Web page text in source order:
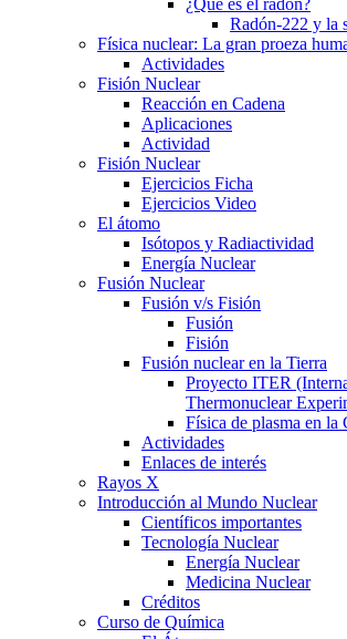
¿Qué es el radón?
Radón-222 y la
Física nuclear: La gran proeza
Actividades
Fisión Nuclear
Reacción en Cadena
Aplicaciones
Actividad
Fisión Nuclear
Ejercicios Ficha
Ejercicios Video
El átomo
Isótopos y Radiactividad
Energía Nuclear
Fusión Nuclear
Fusión v/s Fisión
Fusión
Fisión
Fusión nuclear en la Tierra
Proyecto ITER
Thermonuclear
Física de plasma en la
Actividades
Enlaces de interés
Rayos X
Introducción al Mundo Nuclear
Científicos importantes
Tecnología Nuclear
Energía Nuclear
Medicina Nuclear
Créditos
Curso de Química